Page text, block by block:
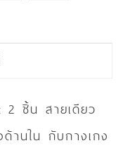
ชิ้น สายเดียว
านใน กับกางเกง